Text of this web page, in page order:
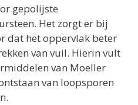
gepolijste
Het zorgt er bij
dat het oppervlak beter
van vuil. Hierin vult
van Moeller
van loopsporen